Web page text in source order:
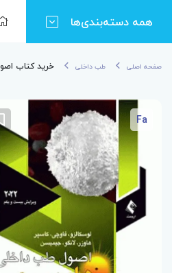
همه دسته‌بندی‌ها
صفحه اصلی طب داخلی خرید کتاب اصول طب
Fa